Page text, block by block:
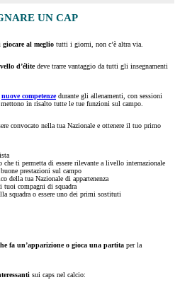
UN CAP
giocare al meglio tutti i giorni, non c’è altra via.
d’élitedeve trarre vantaggio da tutti gli insegnamenti
nuove competenzedurante gli allenamenti, con sessioni
in risalto tutte le tue funzioni sul campo.
convocato nella tua Nazionale e ottenere il tuo primo
ti permetta di essere rilevante a livello internazionale
prestazioni sul campo
della tua Nazionale di appartenenza
tuoi compagni di squadra
squadra o essere uno dei primi sostituti
fa un’apparizione o gioca una partita per la
sui caps nel calcio: